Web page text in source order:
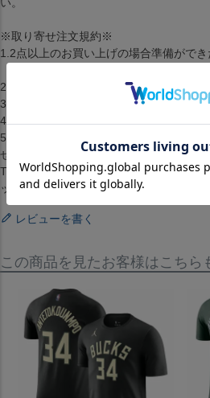
※取り寄せ注文規約※
1.2点以上のお買い上げの場合準備ができ
2.お客様都合によるキャンセル・返品は
3.メーカーが在庫を確保できず、キャン
4.仕様が変更される場合もございます。
5.配送までに1ヶ月から2ヶ月ほどかかり
せん）[Tシャツ][トップス][City Edition
T-Shirt][Milwaukee Bucks][Giannis
ットボール][MIL]
レビューを書く
この商品を見たお客様はこちら